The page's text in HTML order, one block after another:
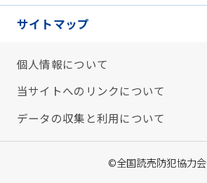
サイトマップ
個人情報について
当サイトへのリンクについて
データの収集と利用について
©全国読売防犯協力会